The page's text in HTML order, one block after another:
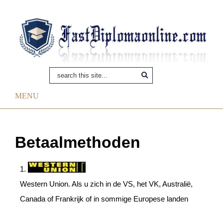
MENU
Betaalmethoden
1.
Western Union. Als u zich in de VS, het VK, Australië,
Canada of Frankrijk of in sommige Europese landen